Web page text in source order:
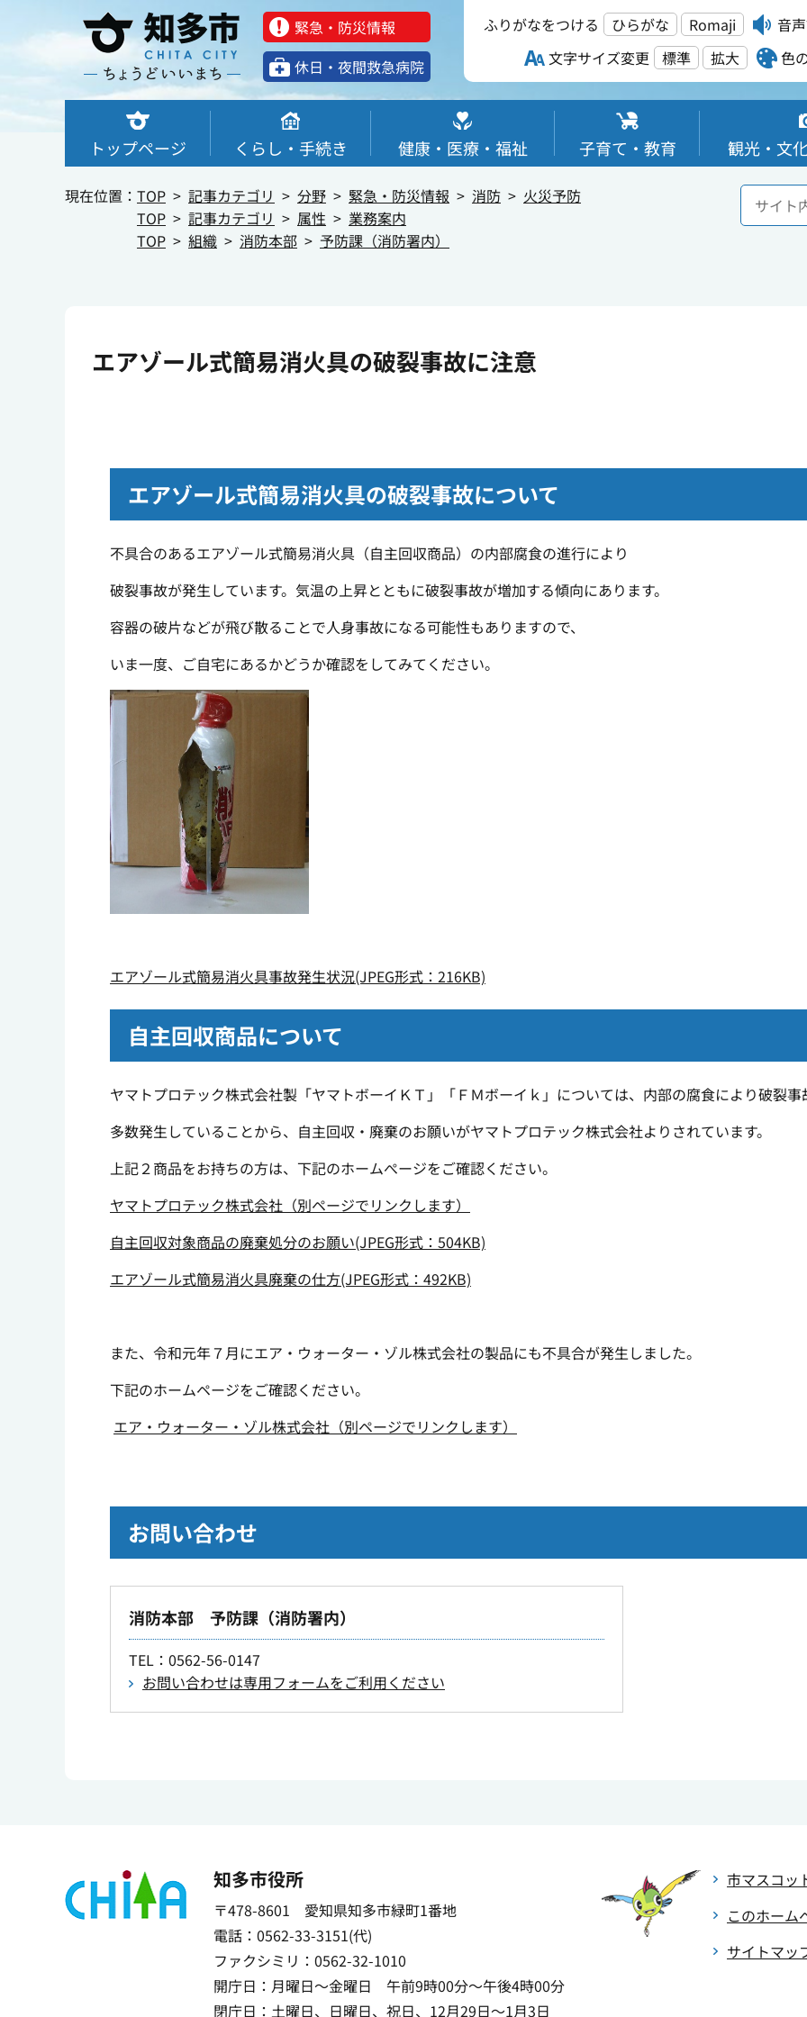
緊急・防災情報
休⽇・夜間救急病院
ふりがなをつける ひらがな Romaji
音
文字サイズ変更
標準 拡大 色
トップページ くらし・手続き 健康・医療・福祉 子育て・教育 観光・文
現在位置： TOP 記事カテゴリ 分野 緊急・防災情報 消防
火災予防
TOP
記事カテゴリ 属性
業務案内
TOP
組織 消防本部 予防課（消防署内）
エアゾール式簡易消火具の破裂事故に注意
エアゾール式簡易消火具の破裂事故について
不具合のあるエアゾール式簡易消火具（自主回収商品）の内部腐食の進行により
破裂事故が発生しています。気温の上昇とともに破裂事故が増加する傾向にあります。
容器の破片などが飛び散ることで人身事故になる可能性もありますので、
いま一度、ご自宅にあるかどうか確認をしてみてください。
エアゾール式簡易消火具事故発生状況(JPEG形式：216KB)
自主回収商品について
ヤマトプロテック株式会社製「ヤマトボーイＫＴ」「ＦＭボーイｋ」については、内部の腐食により破裂事
多数発生していることから、自主回収・廃棄のお願いがヤマトプロテック株式会社よりされています。
上記２商品をお持ちの方は、下記のホームぺージをご確認ください。
ヤマトプロテック株式会社（別ページでリンクします）
自主回収対象商品の廃棄処分のお願い(JPEG形式：504KB)
エアゾール式簡易消火具廃棄の仕方(JPEG形式：492KB)
また、令和元年７月にエア・ウォーター・ゾル株式会社の製品にも不具合が発生しました。
下記のホームページをご確認ください。
エア・ウォーター・ゾル株式会社（別ページでリンクします）
お問い合わせ
消防本部 予防課（消防署内）
TEL ：0562-56-0147
お問い合わせは専用フォームをご利用ください
知多市役所
〒478-8601 愛知県知多市緑町1番地
電話：0562-33-3151(代)
ファクシミリ：0562-32-1010
開庁日：月曜日～金曜日 午前9時00分～午後4時00分
閉庁日：土曜日、日曜日、祝日、12月29日～1月3日
市マスコッ
このホーム
サイトマッ